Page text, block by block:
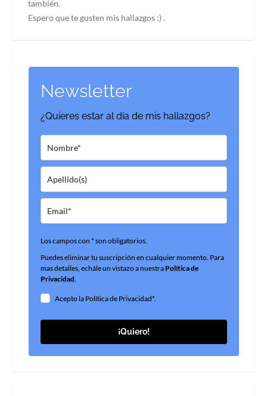
también.
Espero que te gusten mis hallazgos :) .
Newsletter
¿Quieres estar al día de mis hallazgos?
Los campos con * son obligatorios.
Puedes eliminar tu suscripción en cualquier momento. Para
mas detalles, echále un vistazo a nuestraPolítica de
Privacidad.
Acepto la Política de Privacidad*.
¡Quiero!